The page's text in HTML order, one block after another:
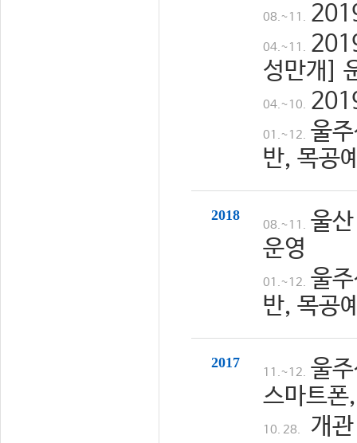
08.~11.
04.~11.
성만개]
04.~10.
01.~12. 울
반, 목공
2018
08.~11. 울
운영
01.~12. 울
반, 목공
2017
11.~12. 울
스마트
10. 28. 개